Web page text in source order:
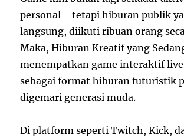
personal—tetapi hiburan publik
langsung, diikuti ribuan orang
Maka, Hiburan Kreatif yang
menempatkan game interaktif
sebagai format hiburan futuristik
digemari generasi muda.
Di platform seperti Twitch, Kick,